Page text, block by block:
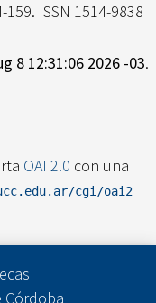
ISSN 1514-9838
8 12:31:06 2026 -03.
OAI 2.0 con una
cgi/oai2
Córdoba